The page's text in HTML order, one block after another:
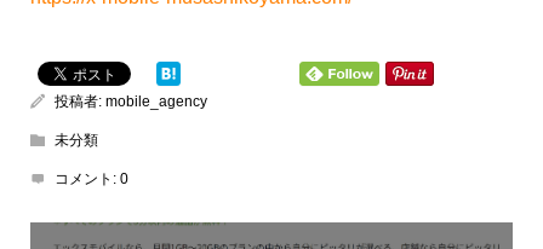
投稿者: mobile_agency
未分類
コメント: 0